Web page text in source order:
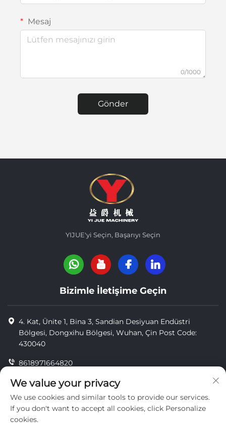
Mesaj
0/1000
Gönder
YIJUE'yi Seçin, Başarıyı Seçin
Bizimle İletişime Geçin
4. Kat, Ünite 1, Bina 3, Sandian Desiyuan Endüstri
Bölgesi, Dongxihu Bölgesi, Wuhan, Çin Post Code:
430040
8618971664820
8618971664820
[email protected]
We value your privacy
We use cookies and similar tools to provide our services.
If you don't want to accept all cookies, click Personalize
cookies.